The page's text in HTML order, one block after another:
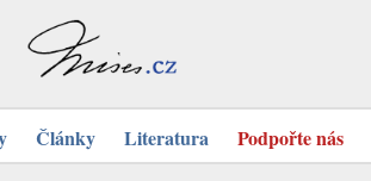
Články Literatura Podpořte nás